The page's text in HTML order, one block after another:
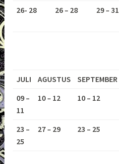
26- 28
26 – 28 29 – 31
JULI AGUSTUS SEPTEMBER
09 –
11
10 – 12 10 – 12
23 –
25
27 – 29 23 – 25